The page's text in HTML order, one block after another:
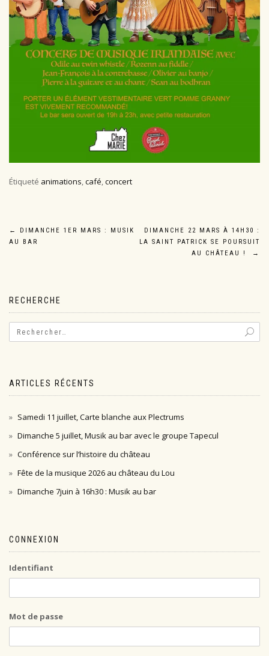
Étiqueté animations,café,concert
Navigation
←
DIMANCHE 1ER MARS : MUSIK
AU BAR
DIMANCHE 22 MARS À 14H30 :
LA SAINT PATRICK SE POURSUIT
AU CHÂTEAU !
→
RECHERCHE
ARTICLES RÉCENTS
Samedi 11 juillet, Carte blanche aux Plectrums
Dimanche 5 juillet, Musik au bar avec le groupe Tapecul
Conférence sur l’histoire du château
Fête de la musique 2026 au château du Lou
Dimanche 7juin à 16h30 : Musik au bar
CONNEXION
Identifiant
Mot de passe